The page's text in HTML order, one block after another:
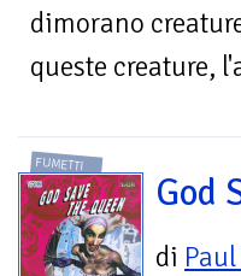
dimorano
queste creature,
FUMETTI
God
di